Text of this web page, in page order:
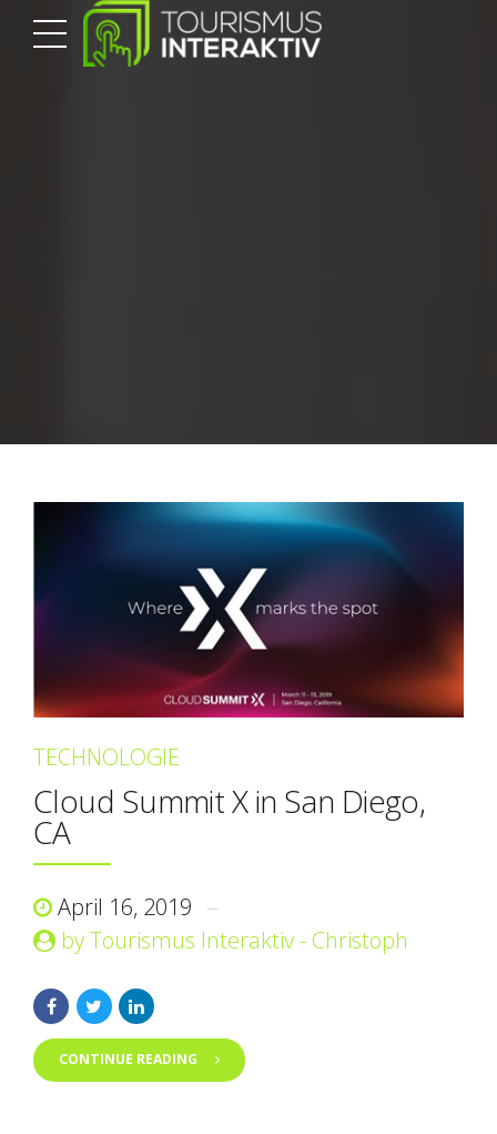
TECHNOLOGIE
Cloud Summit X in San Diego,
CA
April 16, 2019
by Tourismus Interaktiv - Christoph
CONTINUE READING